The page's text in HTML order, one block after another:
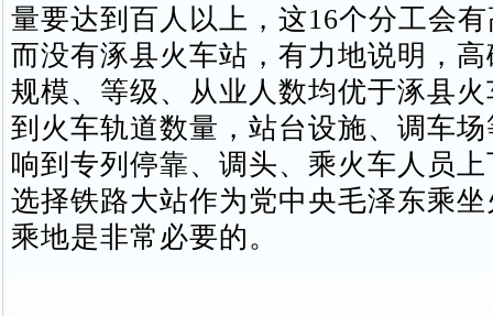
量要达到百人以上，这16个分工会
而没有涿县火车站，有力地说明，
规模、等级、从业人数均优于涿县
到火车轨道数量，站台设施、调车
响到专列停靠、调头、乘火车人员
选择铁路大站作为党中央毛泽东乘
乘地是非常必要的。